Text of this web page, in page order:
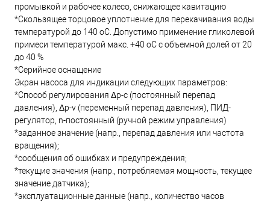
промывкой и рабочее колесо, снижающее кавитацию
*Скользящее торцовое уплотнение для перекачивания воды
температурой до 140 oC. Допустимо применение гликолевой
примеси температурой макс. +40 oC с объемной долей от 20
до 40 %
*Серийное оснащение
Экран насоса для индикации следующих параметров:
*Способ регулирования Δp-c (постоянный перепад
давления), Δp-v (переменный перепад давления), ПИД-
регулятор, n-постоянный (ручной режим управления)
*заданное значение (напр., перепад давления или частота
вращения);
*сообщения об ошибках и предупреждения;
*текущие значения (напр., потребляемая мощность, текущее
значение датчика);
*эксплуатационные данные (напр., количество часов